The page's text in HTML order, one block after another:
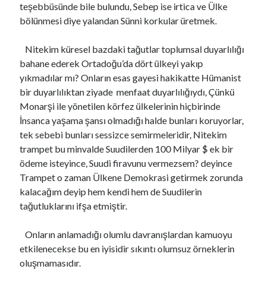
teşebbüsünde bile bulundu, Sebep ise irtica ve Ülke
bölünmesi diye yalandan Sünni korkular üretmek.
Nitekim küresel bazdaki tağutlar toplumsal duyarlılığı
bahane ederek Ortadoğu’da dört ülkeyi yakıp
yıkmadılar mı? Onların esas gayesi hakikatte Hümanist
bir duyarlılıktan ziyade menfaat duyarlılığıydı, Çünkü
Monarşi ile yönetilen körfez ülkelerinin hiçbirinde
İnsanca yaşama şansı olmadığı halde bunları koruyorlar,
tek sebebi bunları sessizce semirmeleridir, Nitekim
trampet bu minvalde Suudilerden 100 Milyar $ ek bir
ödeme isteyince, Suudi firavunu vermezsem? deyince
Trampet o zaman Ülkene Demokrasi getirmek zorunda
kalacağım deyip hem kendi hem de Suudilerin
tağutluklarını ifşa etmiştir.
Onların anlamadığı olumlu davranışlardan kamuoyu
etkilenecekse bu en iyisidir sıkıntı olumsuz örneklerin
oluşmamasıdır.